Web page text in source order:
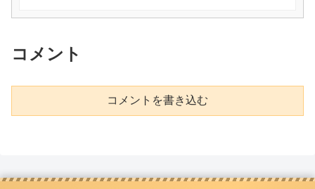
コメント
コメントを書き込む